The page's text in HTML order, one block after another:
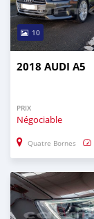
10
2018 AUDI A5
PRIX
Négociable
Quatre Bornes